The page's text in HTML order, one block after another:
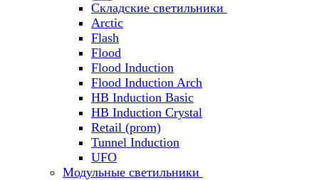
Складские светильники
Arctic
Flash
Flood
Flood Induction
Flood Induction Arch
HB Induction Basic
HB Induction Crystal
Retail (prom)
Tunnel Induction
UFO
Модульные светильники